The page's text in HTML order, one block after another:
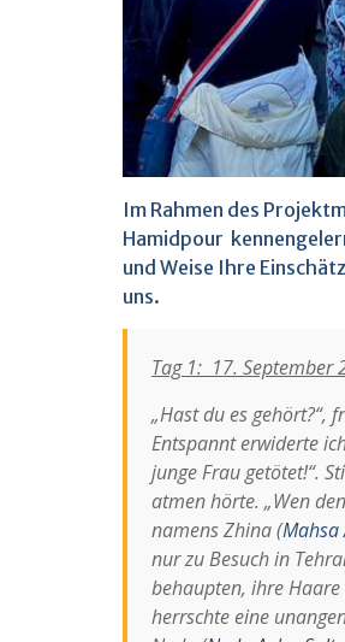
Im Rahmen des
Hamidpour
und Weise Ihre
uns.
Tag 1: 17. September
„Hast du es gehört?“,
Entspannt erwiderte
junge Frau getötet!“.
atmen hörte. „Wen
namens Zhina (Mahsa
nur zu Besuch in
behaupten, ihre
herrschte eine